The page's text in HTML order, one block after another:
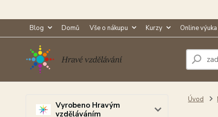
Blog Domů Vše o nákupu Kurzy Online výuka
Vyrobeno Hravým
vzděláváním
Úvod